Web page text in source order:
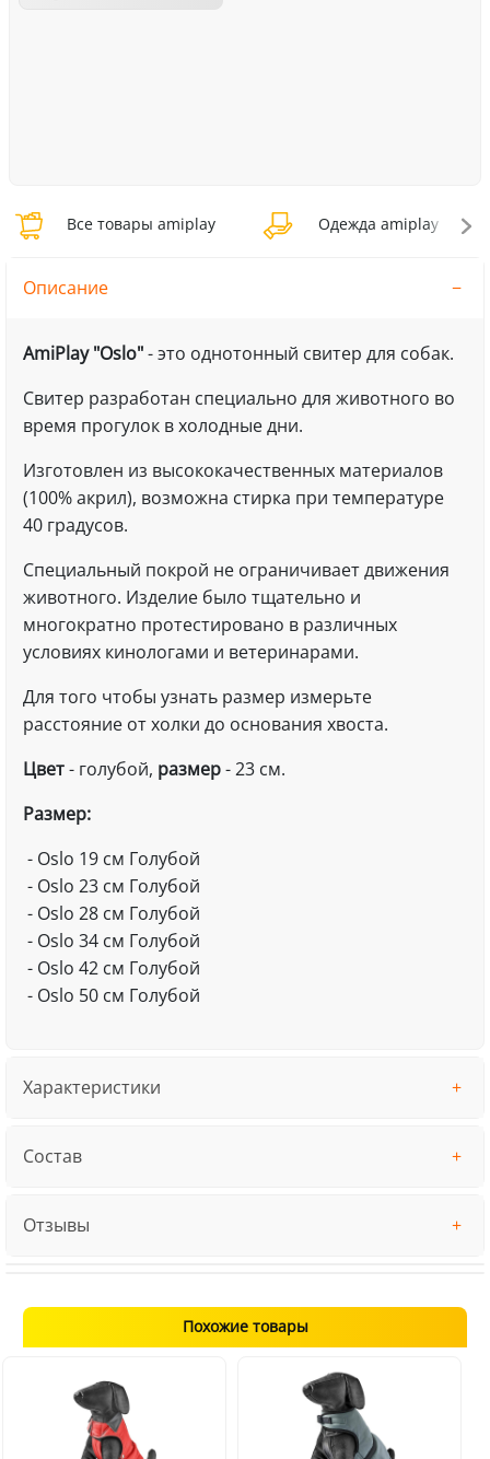
Все товары amiplay Одежда amiplay
Описание
AmiPlay "Oslo"- это однотонный свитер для собак.
Свитер разработан специально для животного во
время прогулок в холодные дни.
Изготовлен из высококачественных материалов
(100% акрил), возможна стирка при температуре
40 градусов.
Специальный покрой не ограничивает движения
животного. Изделие было тщательно и
многократно протестировано в различных
условиях кинологами и ветеринарами.
Для того чтобы узнать размер измерьте
расстояние от холки до основания хвоста.
Цвет- голубой, размер- 23 см.
Размер:
- Oslo 19 см Голубой
- Oslo 23 см Голубой
- Oslo 28 см Голубой
- Oslo 34 см Голубой
- Oslo 42 см Голубой
- Oslo 50 см Голубой
Характеристики
Состав
Отзывы
Похожие товары